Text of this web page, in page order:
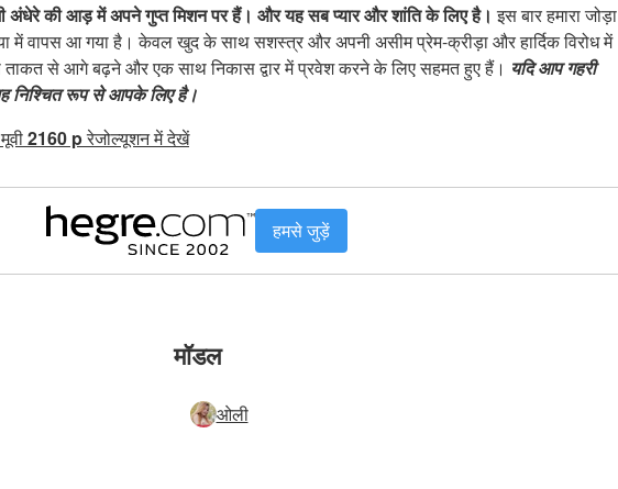
अंधेरे की आड़ में अपने गुप्त मिशन पर हैं। और यह सब प्यार और शांति के लिए है। इस बार हमारा जोड़ा
में वापस आ गया है। केवल खुद के साथ सशस्त्र और अपनी असीम प्रेम-क्रीड़ा और हार्दिक विरोध में
से आगे बढ़ने और एक साथ निकास द्वार में प्रवेश करने के लिए सहमत हुए हैं। यदि आप गहरी
निश्चित रूप से आपके लिए है।
मूवी2160 pरेजोल्यूशन में देखें
हमसे जुड़ें
मॉडल
ओली